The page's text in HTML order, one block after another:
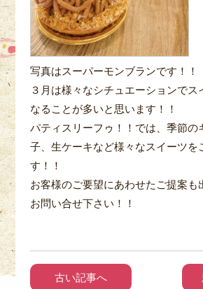
写真はスーパーモンブランです！！
３月は様々なシチュエーションでス
なることが多いと思います！！
パティスリーフゥ！！では、季節の
子、生ケーキなど様々なスイーツを
す！！
お客様のご要望にあわせたご提案も
お問い合せ下さい！！
古い記事へ